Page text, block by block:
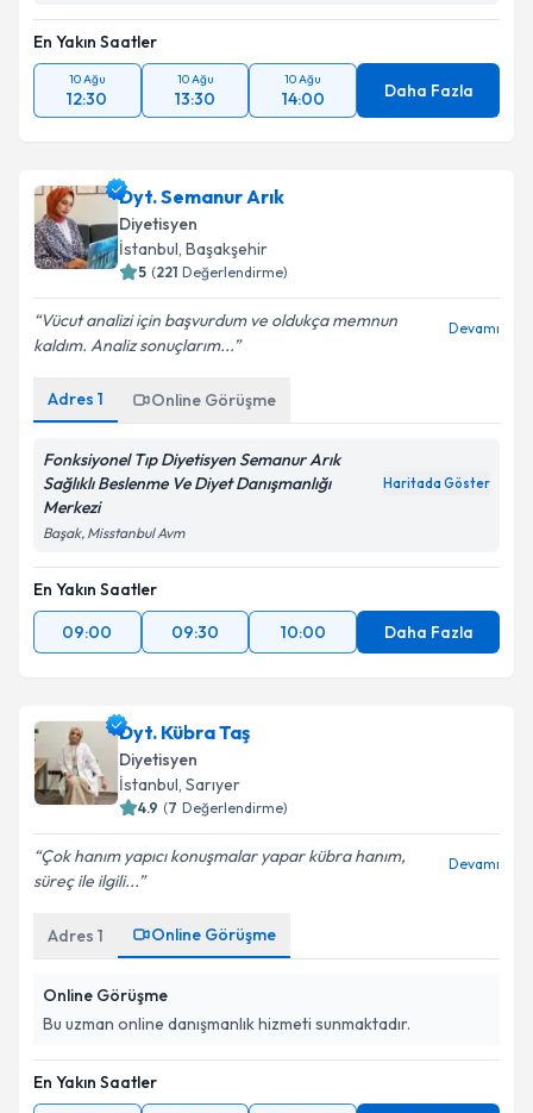
En Yakın Saatler
10 Ağu
12:30
10 Ağu
13:30
10 Ağu
14:00 Daha Fazla
Dyt. Semanur Arık
Diyetisyen
İstanbul, Başakşehir
5 (221 Değerlendirme)
Vücut analizi için başvurdum ve oldukça memnun
kaldım. Analiz sonuçlarım...
Devamı
Adres 1 Online Görüşme
Fonksiyonel Tıp Diyetisyen Semanur Arık
Sağlıklı Beslenme Ve Diyet Danışmanlığı
Merkezi
Haritada Göster
Başak, Misstanbul Avm
En Yakın Saatler
09:00
09:30 10:00 Daha Fazla
Dyt. Kübra Taş
Diyetisyen
İstanbul, Sarıyer
4.9 (7 Değerlendirme)
Çok hanım yapıcı konuşmalar yapar kübra hanım,
süreç ile ilgili...
Devamı
Adres 1 Online Görüşme
Online Görüşme
Bu uzman online danışmanlık hizmeti sunmaktadır.
En Yakın Saatler